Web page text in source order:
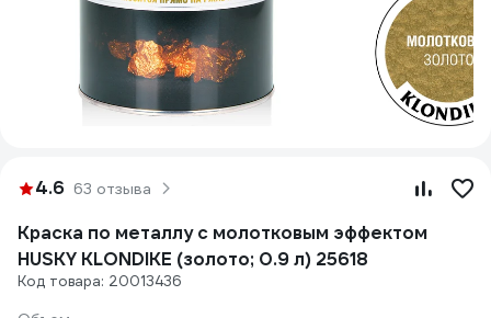
4.6 63 отзыва
Краска по металлу с молотковым эффектом
HUSKY KLONDIKE (золото; 0.9 л) 25618
Код товара: 20013436